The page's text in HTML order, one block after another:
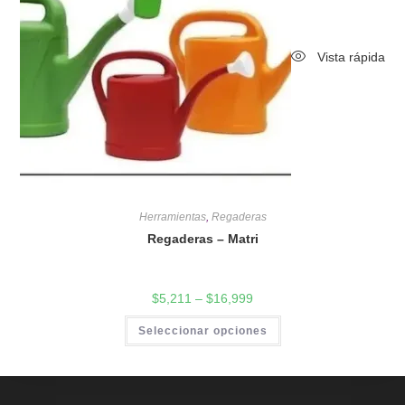
Vista rápida
Herramientas, Regaderas
Regaderas – Matri
$5,211 – $16,999
Seleccionar opciones